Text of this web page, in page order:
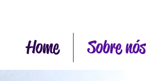
Home Sobre nós